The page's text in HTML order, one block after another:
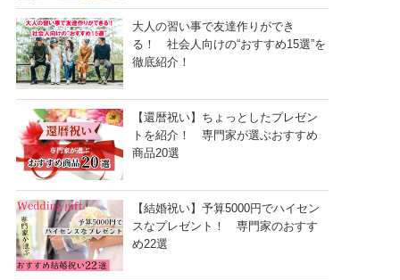
大人の習い事で友達作りができ
る！ 社会人向けの“おすすめ15選”を
徹底紹介！
【還暦祝い】ちょっとしたプレゼン
トを紹介！ 専門家が選ぶおすすめ
商品20選
【結婚祝い】予算5000円でハイセン
スなプレゼント！ 専門家のおすす
め22選